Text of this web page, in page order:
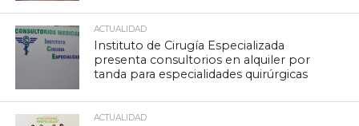
ACTUALIDAD
Instituto de Cirugía Especializada
presenta consultorios en alquiler por
tanda para especialidades quirúrgicas
ACTUALIDAD